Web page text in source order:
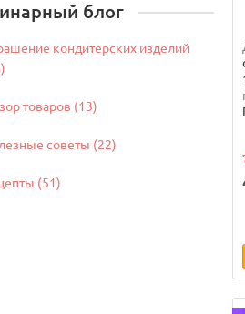
блог
кондитерских изделий
товаров (13)
советы (22)
(51)